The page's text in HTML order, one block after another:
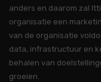
anders en daarom zal
organisatie een
van de organisatie
data, infrastructuur en
behalen van
groeien.